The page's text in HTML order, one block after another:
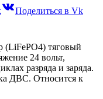
Поделиться в Vk
(LiFePO4) тяговый
24 вольт,
разряда и заряда.
ДВС. Относится к